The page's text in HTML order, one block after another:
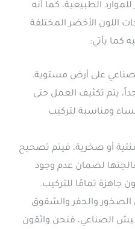
الطبيعية، كما أنه
اللون الأخضر المختلفة
كما يأتي:
على أرض مستوية.
يتم تكثيف العمل حتى
ومناسبة لتركيب
أو صخرية، فيتم تصحيح
لضمان عدم وجود
جاهزة تمامًا للتركيب.
والحفر والشقوق
الصناعي، فنحن واثقون